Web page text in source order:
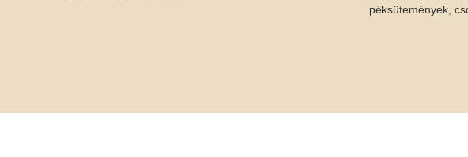
péksütemények,